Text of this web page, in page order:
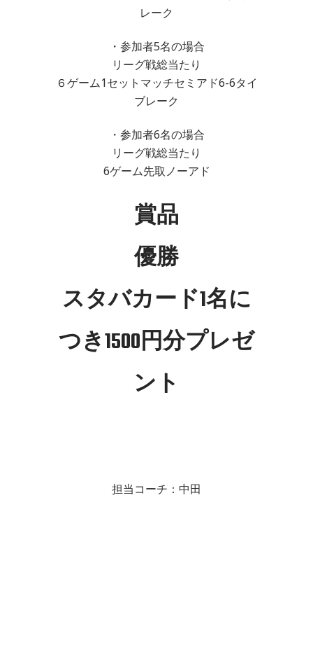
レーク
・参加者5名の場合
リーグ戦総当たり
６ゲーム1セットマッチセミアド6-6タイ
ブレーク
・参加者6名の場合
リーグ戦総当たり
6ゲーム先取ノーアド
賞品
優勝
スタバカード1名に
つき1500円分プレゼ
ント
担当コーチ：中田